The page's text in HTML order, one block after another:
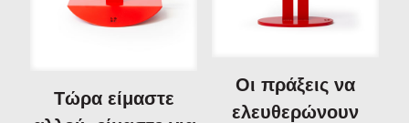
Τώρα είμαστε
Οι πράξεις να
ελευθερώνουν